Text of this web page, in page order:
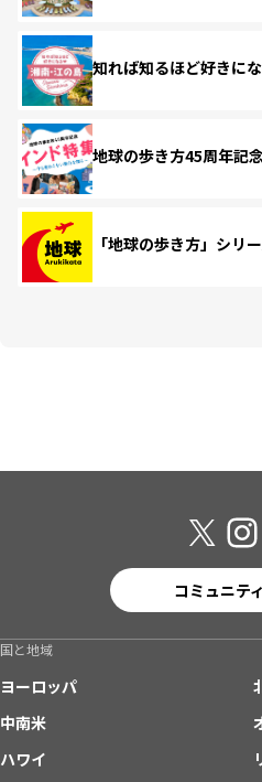
知れば知るほど好きに
地球の歩き方45周年記
「地球の歩き方」シリ
コミュニテ
国と地域
ヨーロッパ
中南米
ハワイ